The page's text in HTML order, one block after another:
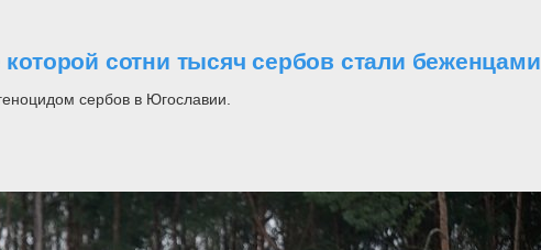
сотни тысяч сербов стали беженцами
сербов в Югославии.